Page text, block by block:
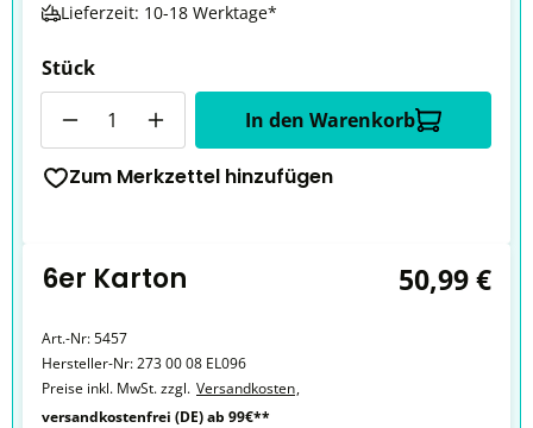
Lieferzeit: 10-18 Werktage*
Stück
In den Warenkorb
Zum Merkzettel hinzufügen
6er Karton 50,99 €
Art.-Nr:5457
Hersteller-Nr:273 00 08 EL096
Preise inkl. MwSt. zzgl. Versandkosten,
versandkostenfrei (DE) ab 99€**